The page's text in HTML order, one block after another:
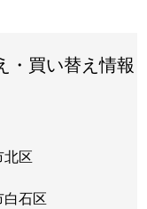
・買い替え情報
北区
石区